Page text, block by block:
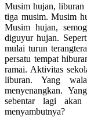
Musim hujan, liburan
tiga musim. Musim
Musim hujan,
diguyur hujan.
mulai turun
persatu tempat
ramai. Aktivitas
liburan. Yang
menyenangkan.
sebentar lagi
menyambutnya?